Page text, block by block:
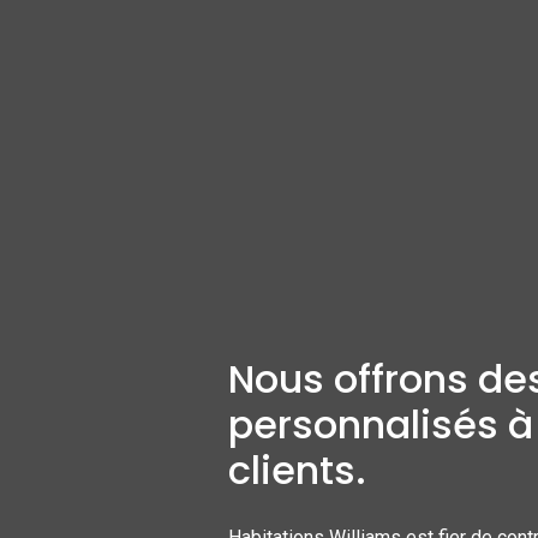
Nous offrons
personnalisés
clients.